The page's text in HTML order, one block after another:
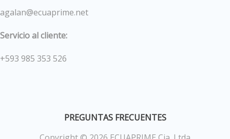
agalan@ecuaprime.net
Servicio al cliente:
+593 985 353 526
PREGUNTAS FRECUENTES